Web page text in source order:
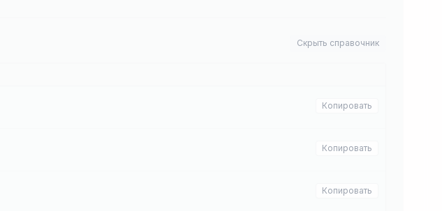
Скрыть справочник
Копировать
Копировать
Копировать